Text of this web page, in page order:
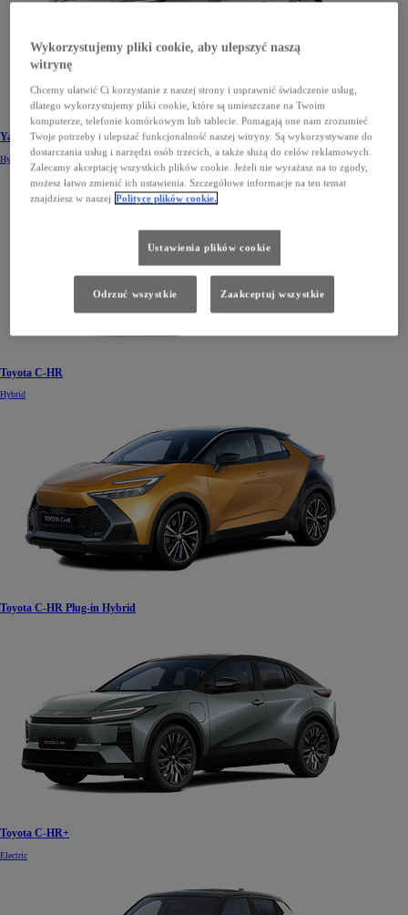
Yaris Cross
Hybrid
Toyota C-HR
Hybrid
Toyota C-HR Plug-in Hybrid
Toyota C-HR+
Electric
Wykorzystujemy pliki cookie, aby ulepszyć naszą
witrynę
Chcemy ułatwić Ci korzystanie z naszej strony i usprawnić świadczenie usług,
dlatego wykorzystujemy pliki cookie, które są umieszczane na Twoim
komputerze, telefonie komórkowym lub tablecie. Pomagają one nam zrozumieć
Twoje potrzeby i ulepszać funkcjonalność naszej witryny. Są wykorzystywane do
dostarczania usług i narzędzi osób trzecich, a także służą do celów reklamowych.
Zalecamy akceptację wszystkich plików cookie. Jeżeli nie wyrażasz na to zgody,
możesz łatwo zmienić ich ustawienia. Szczegółowe informacje na ten temat
znajdziesz w naszej Polityce plików cookie.
Ustawienia plików cookie
Odrzuć wszystkie Zaakceptuj wszystkie